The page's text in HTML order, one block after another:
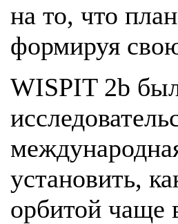
на то, что
формируя
WISPIT 2b
установить,
орбитой чаще